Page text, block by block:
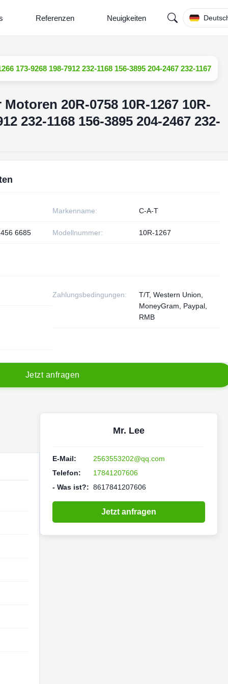
Referenzen Neuigkeiten
173-9268 198-7912 232-1168 156-3895 204-2467 232-1167
20R-0758 10R-1267 10R-
232-1168 156-3895 204-2467 232-
Markenname: C-A-T
6685 Modellnummer: 10R-1267
Zahlungsbedingungen:
T/T, Western Union,
MoneyGram, Paypal,
RMB
Jetzt anfragen
Mr. Lee
E-Mail:
2563553202@qq.com
Telefon:
17841207606
- Was ist?: 8617841207606
Jetzt anfragen